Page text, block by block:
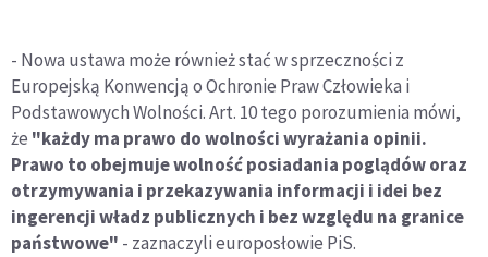
- Nowa ustawa może również stać w sprzeczności z
Europejską Konwencją o Ochronie Praw Człowieka i
Podstawowych Wolności. Art. 10 tego porozumienia mówi,
że "każdy ma prawo do wolności wyrażania opinii.
Prawo to obejmuje wolność posiadania poglądów oraz
otrzymywania i przekazywania informacji i idei bez
ingerencji władz publicznych i bez względu na granice
państwowe" - zaznaczyli europosłowie PiS.